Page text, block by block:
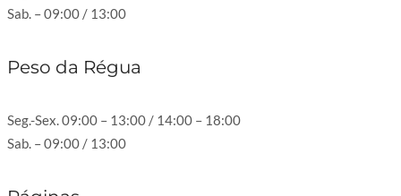
Sab. – 09:00 / 13:00
Peso da Régua
Seg.-Sex. 09:00 – 13:00 / 14:00 – 18:00
Sab. – 09:00 / 13:00